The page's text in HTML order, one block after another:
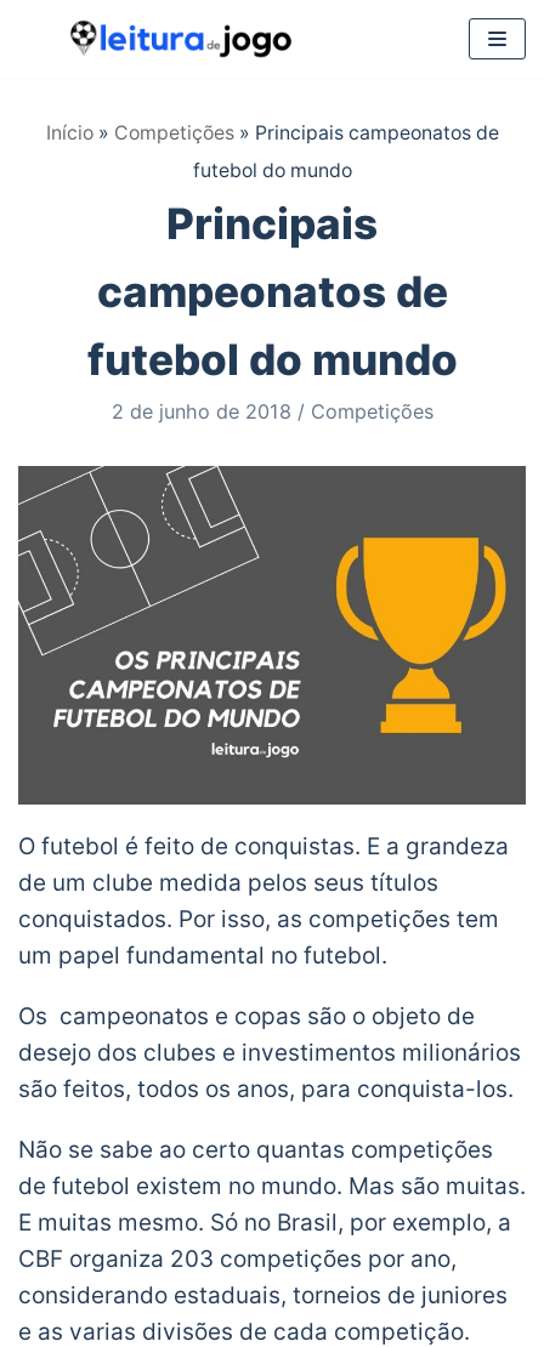
Início» Competições» Principais campeonatos de
futebol do mundo
Principais
campeonatos de
futebol do mundo
2 de junho de 2018 Competições
O futebol é feito de conquistas. E a grandeza
de um clube medida pelos seus títulos
conquistados. Por isso, as competições tem
um papel fundamental no futebol.
Os campeonatos e copas são o objeto de
desejo dos clubes e investimentos milionários
são feitos, todos os anos, para conquista-los.
Não se sabe ao certo quantas competições
de futebol existem no mundo. Mas são muitas.
E muitas mesmo. Só no Brasil, por exemplo, a
CBF organiza 203 competições por ano,
considerando estaduais, torneios de juniores
e as varias divisões de cada competição.